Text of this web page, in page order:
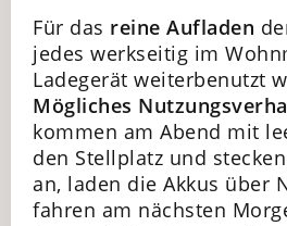
Für das reine Aufladen
jedes werkseitig im
Ladegerät weiterbenutzt
Mögliches
kommen am Abend mit
den Stellplatz und
an, laden die Akkus über
fahren am nächsten